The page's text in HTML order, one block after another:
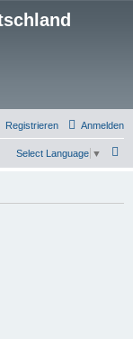
Anmelden
Registrieren
Select Language ▼